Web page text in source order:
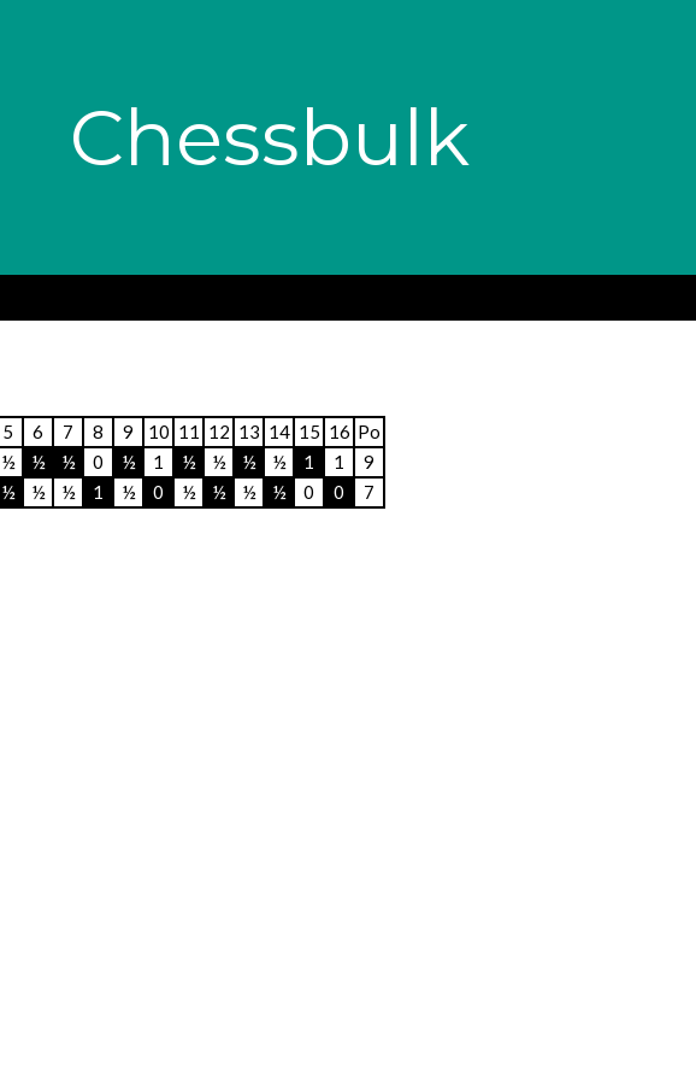
Chessbulk
5 6 7 8 9 10 11 12 13 14 15 16 Po
½ ½ ½ 0 ½ 1 ½ ½ ½ ½ 1 1
9
½ ½ ½ 1 ½ 0 ½ ½ ½ ½ 0 0 7